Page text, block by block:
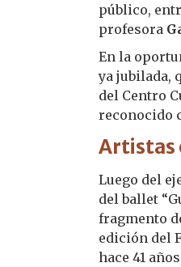
público,
profesora
En la
ya jubilada,
del Centro
reconocido
Artistas
Luego del
del ballet
fragmento
edición del
hace 41